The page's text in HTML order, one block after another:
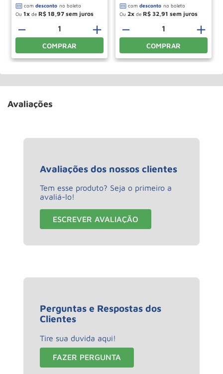
Ou 1 de R$ 18,97
＋
－
COMPRAR
Ou 2 de R$ 32,91
＋
－
COMPRAR
Avaliações
Avaliações dos nossos clientes
Tem esse produto? Seja o primeiro a
avaliá-lo!
ESCREVER AVALIAÇÃO
Perguntas e Respostas dos
Clientes
Tire sua duvida aqui!
FAZER PERGUNTA